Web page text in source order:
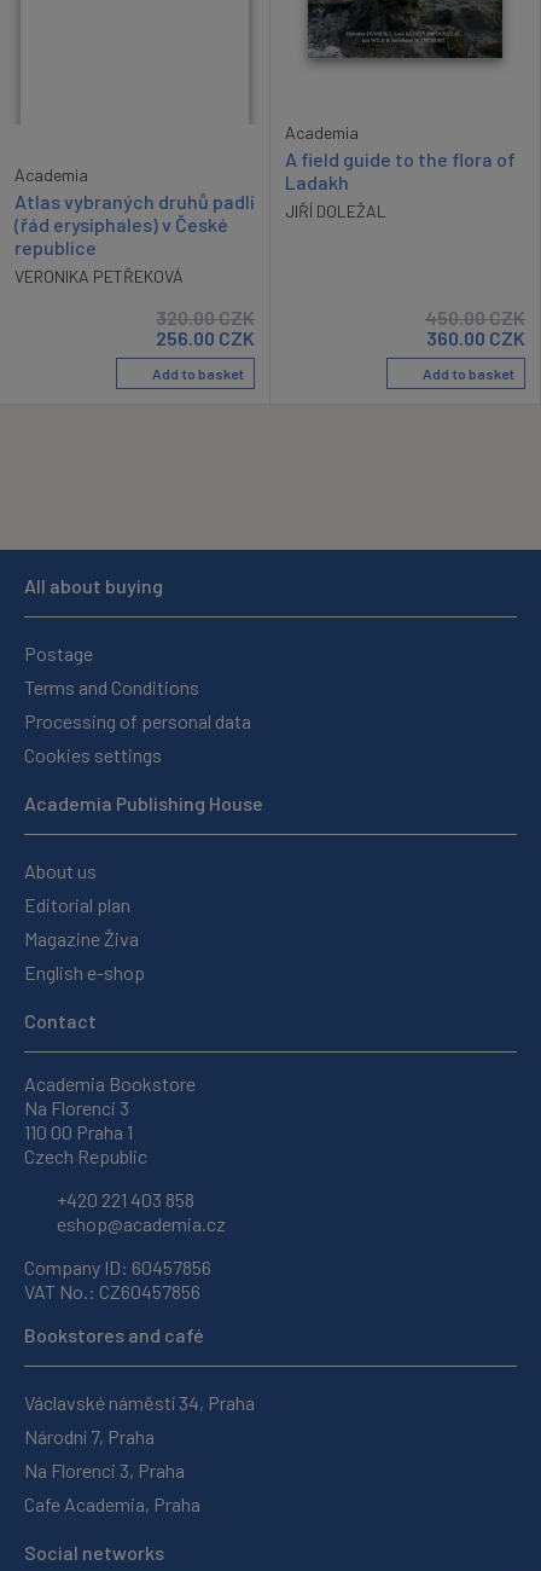
Academia
Atlas vybraných druhů padlí
(řád erysiphales) v České
republice
VERONIKA PETŘEKOVÁ
320.00CZK
256.00 CZK
Add to basket
Academia
A field guide to the flora of
Ladakh
JIŘÍ DOLEŽAL
450.00CZK
360.00 CZK
Add to basket
All about buying
Postage
Terms and Conditions
Processing of personal data
Cookies settings
Academia Publishing House
About us
Editorial plan
Magazine Živa
English e-shop
Contact
Academia Bookstore
Na Florenci 3
110 00 Praha 1
Czech Republic
+420 221 403 858
eshop@academia.cz
Company ID: 60457856
VAT No.: CZ60457856
Bookstores and café
Václavské náměstí 34, Praha
Národní 7, Praha
Na Florenci 3, Praha
Cafe Academia, Praha
Social networks